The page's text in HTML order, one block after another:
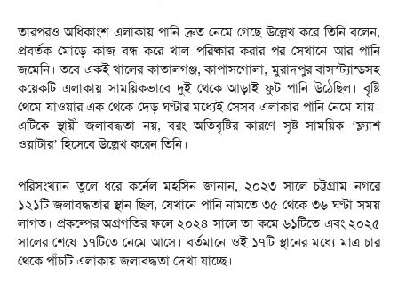
তারপরও অধিকাংশ এলাকায় পানি দ্রুত নেমে গেছে উল্লেখ করে তিনি বলেন,
প্রবর্তক মোড়ে কাজ বন্ধ করে খাল পরিষ্কার করার পর সেখানে আর পানি
জমেনি। তবে একই খালের কাতালগঞ্জ, কাপাসগোলা, মুরাদপুর বাসস্ট্যান্ডসহ
কয়েকটি এলাকায় সাময়িকভাবে দুই থেকে আড়াই ফুট পানি উঠেছিল। বৃষ্টি
থেমে যাওয়ার এক থেকে দেড় ঘণ্টার মধ্যেই সেসব এলাকার পানি নেমে যায়।
এটিকে স্থায়ী জলাবদ্ধতা নয়, বরং অতিবৃষ্টির কারণে সৃষ্ট সাময়িক ‘ফ্ল্যাশ
ওয়াটার’ হিসেবে উল্লেখ করেন তিনি।
পরিসংখ্যান তুলে ধরে কর্নেল মহসিন জানান, ২০২৩ সালে চট্টগ্রাম নগরে
১২১টি জলাবদ্ধতার স্থান ছিল, যেখানে পানি নামতে ৩৫ থেকে ৩৬ ঘণ্টা সময়
লাগত। প্রকল্পের অগ্রগতির ফলে ২০২৪ সালে তা কমে ৬১টিতে এবং ২০২৫
সালের শেষে ১৭টিতে নেমে আসে। বর্তমানে ওই ১৭টি স্থানের মধ্যে মাত্র চার
থেকে পাঁচটি এলাকায় জলাবদ্ধতা দেখা যাচ্ছে।